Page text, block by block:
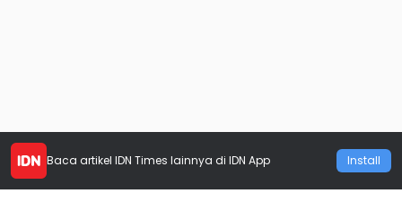
Baca artikel IDN Times lainnya di IDN App Install